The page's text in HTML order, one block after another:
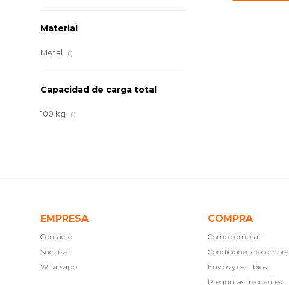
Material
Metal (1)
Capacidad de carga total
100 kg (1)
EMPRESA
Contacto
Sucursal
Whatsapp
COMPRA
Como comprar
Condiciones de compra
Envíos y cambios
Preguntas frecuentes